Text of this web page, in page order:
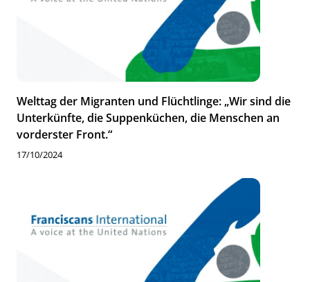
Welttag der Migranten und Flüchtlinge: „Wir sind die
Unterkünfte, die Suppenküchen, die Menschen an
vorderster Front.“
17/10/2024